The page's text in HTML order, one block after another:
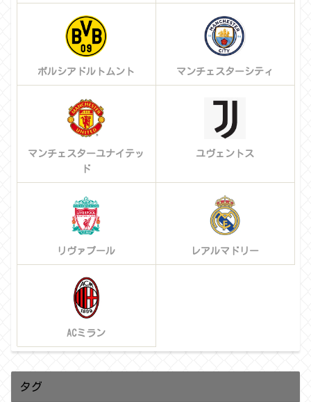
ボルシアドルトムント マンチェスターシティ
マンチェスターユナイテッ
ド
ユヴェントス
リヴァプール レアルマドリー
ACミラン
タグ